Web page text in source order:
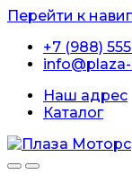
Перейти к
+7 (988)
Наш адрес
Каталог